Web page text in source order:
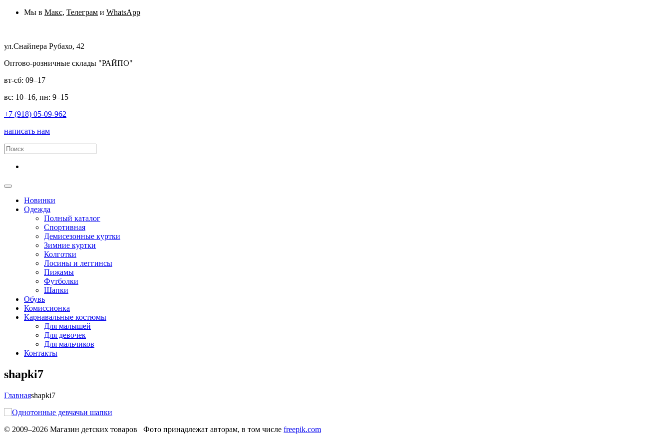
Мы в Макс, Телеграм и WhatsApp
ул.Снайпера Рубахо, 42
Оптово-розничные склады "РАЙПО"
вт-сб: 09–17
вс: 10–16, пн: 9–15
+7 (918) 05-09-962
написать нам
Новинки
Одежда
Полный каталог
Спортивная
Демисезонные куртки
Зимние куртки
Колготки
Лосины и леггинсы
Пижамы
Футболки
Шапки
Обувь
Комиссионка
Карнавальные костюмы
Для малышей
Для девочек
Для мальчиков
Контакты
shapki7
Главнаяshapki7
© 2009–2026 Магазин детских товаров Фото принадлежат авторам, в том числе freepik.com